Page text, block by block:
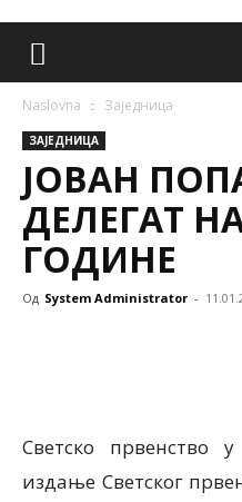
Naslovna Заједница
ЗАЈЕДНИЦА
ЈОВАН
ДЕЛЕГАТ
ГОДИНЕ
Од System Administrator -
Светско првенство
издање Светског